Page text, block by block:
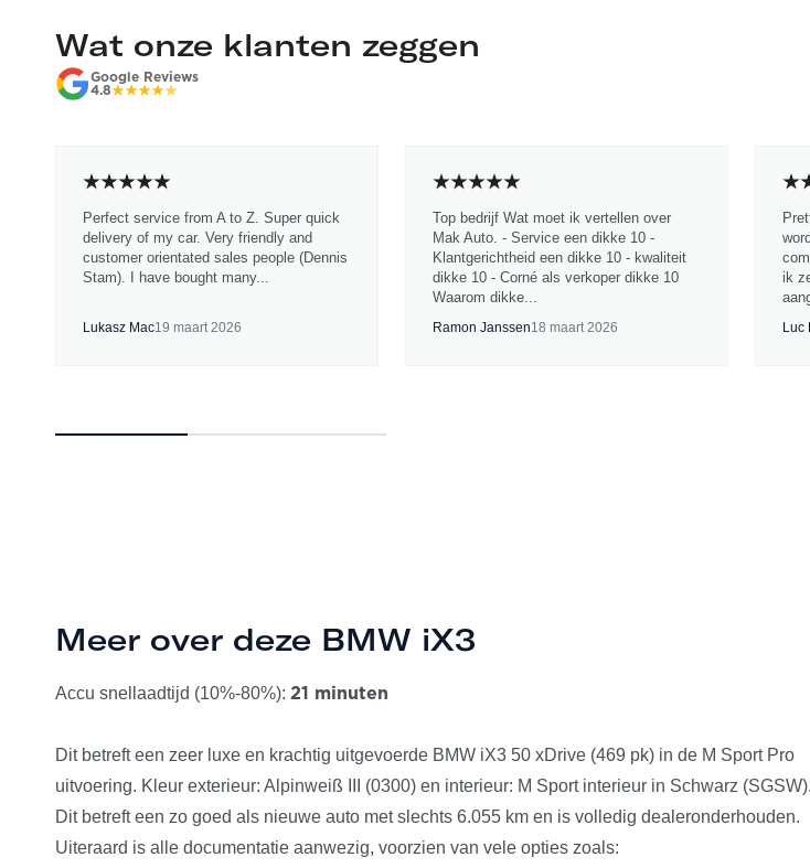
Wat onze klanten zeggen
Google Reviews
4.8
Perfect service from A to Z. Super quick
delivery of my car. Very friendly and
customer orientated sales people (Dennis
Stam). I have bought many...
Lukasz Mac19 maart 2026
Top bedrijf Wat moet ik vertellen over
Mak Auto. - Service een dikke 10 -
Klantgerichtheid een dikke 10 - kwaliteit
dikke 10 - Corné als verkoper dikke 10
Waarom dikke...
Ramon Janssen18 maart 2026
ik
Luc
Meer over deze BMW iX3
Accu snellaadtijd (10%-80%):21 minuten
Dit betreft een zeer luxe en krachtig uitgevoerde BMW iX3 50 xDrive (469 pk) in de M Sport Pro
uitvoering. Kleur exterieur: Alpinweiß III (0300) en interieur: M Sport interieur in Schwarz (SGSW).
Dit betreft een zo goed als nieuwe auto met slechts 6.055 km en is volledig dealeronderhouden.
Uiteraard is alle documentatie aanwezig, voorzien van vele opties zoals: